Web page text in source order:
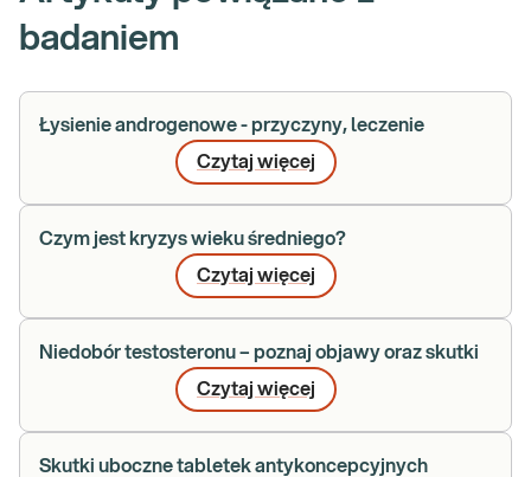
badaniem
Łysienie androgenowe - przyczyny, leczenie
Czytaj więcej
Czym jest kryzys wieku średniego?
Czytaj więcej
Niedobór testosteronu – poznaj objawy oraz skutki
Czytaj więcej
Skutki uboczne tabletek antykoncepcyjnych